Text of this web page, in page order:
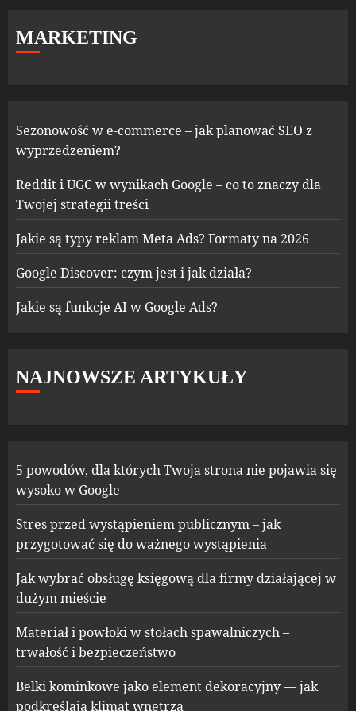
MARKETING
Sezonowość w e-commerce – jak planować SEO z
wyprzedzeniem?
Reddit i UGC w wynikach Google – co to znaczy dla
Twojej strategii treści
Jakie są typy reklam Meta Ads? Formaty na 2026
Google Discover: czym jest i jak działa?
Jakie są funkcje AI w Google Ads?
NAJNOWSZE ARTYKUŁY
5 powodów, dla których Twoja strona nie pojawia się
wysoko w Google
Stres przed wystąpieniem publicznym – jak
przygotować się do ważnego wystąpienia
Jak wybrać obsługę księgową dla firmy działającej w
dużym mieście
Materiał i powłoki w stołach spawalniczych –
trwałość i bezpieczeństwo
Belki kominkowe jako element dekoracyjny — jak
podkreślają klimat wnętrza